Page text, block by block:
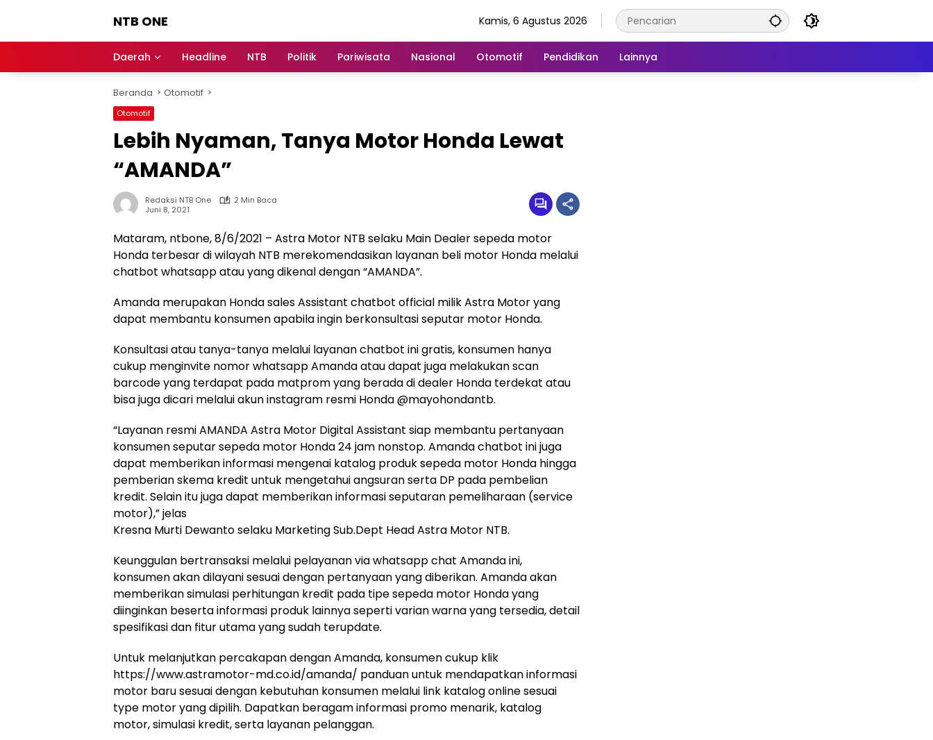
NTB ONE
dan
Berita
Lombok
Kamis, 6 Agustus 2026
Daerah Headline NTB Politik Pariwisata Nasional Otomotif Pendidikan Lainnya
Beranda Otomotif
Otomotif
Lebih Nyaman, Tanya Motor Honda Lewat
“AMANDA”
Redaksi NTB One
2 Min Baca
Juni 8, 2021
Mataram, ntbone, 8/6/2021 – Astra Motor NTB selaku Main Dealer sepeda motor
Honda terbesar di wilayah NTB merekomendasikan layanan beli motor Honda melalui
chatbot whatsapp atau yang dikenal dengan “AMANDA”.
Amanda merupakan Honda sales Assistant chatbot official milik Astra Motor yang
dapat membantu konsumen apabila ingin berkonsultasi seputar motor Honda.
Konsultasi atau tanya-tanya melalui layanan chatbot ini gratis, konsumen hanya
cukup menginvite nomor whatsapp Amanda atau dapat juga melakukan scan
barcode yang terdapat pada matprom yang berada di dealer Honda terdekat atau
bisa juga dicari melalui akun instagram resmi Honda @mayohondantb.
“Layanan resmi AMANDA Astra Motor Digital Assistant siap membantu pertanyaan
konsumen seputar sepeda motor Honda 24 jam nonstop. Amanda chatbot ini juga
dapat memberikan informasi mengenai katalog produk sepeda motor Honda hingga
pemberian skema kredit untuk mengetahui angsuran serta DP pada pembelian
kredit. Selain itu juga dapat memberikan informasi seputaran pemeliharaan (service
motor),” jelas
Kresna Murti Dewanto selaku Marketing Sub.Dept Head Astra Motor NTB.
Keunggulan bertransaksi melalui pelayanan via whatsapp chat Amanda ini,
konsumen akan dilayani sesuai dengan pertanyaan yang diberikan. Amanda akan
memberikan simulasi perhitungan kredit pada tipe sepeda motor Honda yang
diinginkan beserta informasi produk lainnya seperti varian warna yang tersedia, detail
spesifikasi dan fitur utama yang sudah terupdate.
Untuk melanjutkan percakapan dengan Amanda, konsumen cukup klik
https://www.astramotor-md.co.id/amanda/ panduan untuk mendapatkan informasi
motor baru sesuai dengan kebutuhan konsumen melalui link katalog online sesuai
type motor yang dipilih. Dapatkan beragam informasi promo menarik, katalog
motor, simulasi kredit, serta layanan pelanggan.